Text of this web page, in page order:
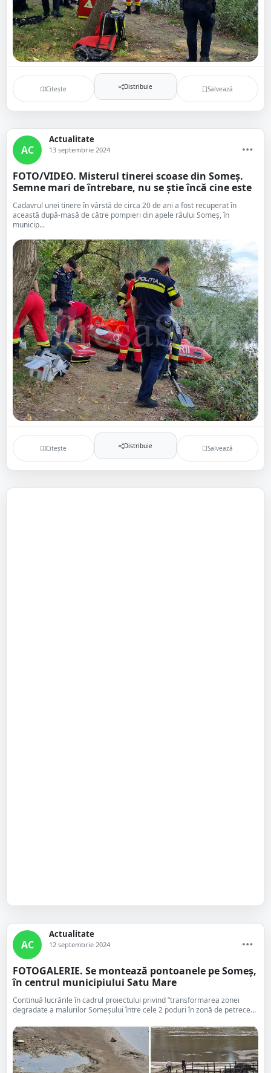
Citește Distribuie Salvează
AC
Actualitate
13 septembrie 2024
FOTO/VIDEO. Misterul tinerei scoase din Someș.
Semne mari de întrebare, nu se știe încă cine este
Cadavrul unei tinere în vârstă de circa 20 de ani a fost recuperat în
această după-masă de către pompieri din apele râului Someș, în
municip...
Citește Distribuie Salvează
AC
Actualitate
12 septembrie 2024
FOTOGALERIE. Se montează pontoanele pe Someș,
în centrul municipiului Satu Mare
Continuă lucrările în cadrul proiectului privind ”transformarea zonei
degradate a malurilor Someşului între cele 2 poduri în zonă de petrece...